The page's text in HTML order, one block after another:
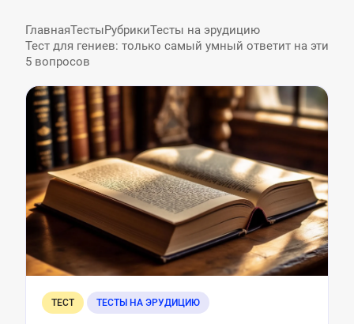
ГлавнаяТестыРубрикиТесты на эрудицию
Тест для гениев: только самый умный ответит на эти
5 вопросов
ТЕСТ ТЕСТЫ НА ЭРУДИЦИЮ